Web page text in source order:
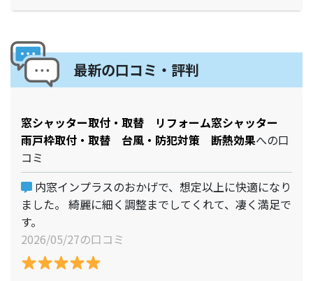
最新の口コミ・評判
窓シャッター取付・取替 リフォーム窓シャッター
雨戸枠取付・取替 台風・防犯対策 断熱効果への口
コミ
内窓インプラスのおかげで、想定以上に快適になり
ました。 綺麗に細く調整までしてくれて、凄く満足で
す。
2026/05/27の口コミ